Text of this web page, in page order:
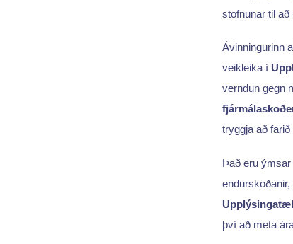
stofnunar til
Ávinningurinn
veikleika í
verndun gegn
tryggja að
Það eru
endurskoðanir,
því að meta